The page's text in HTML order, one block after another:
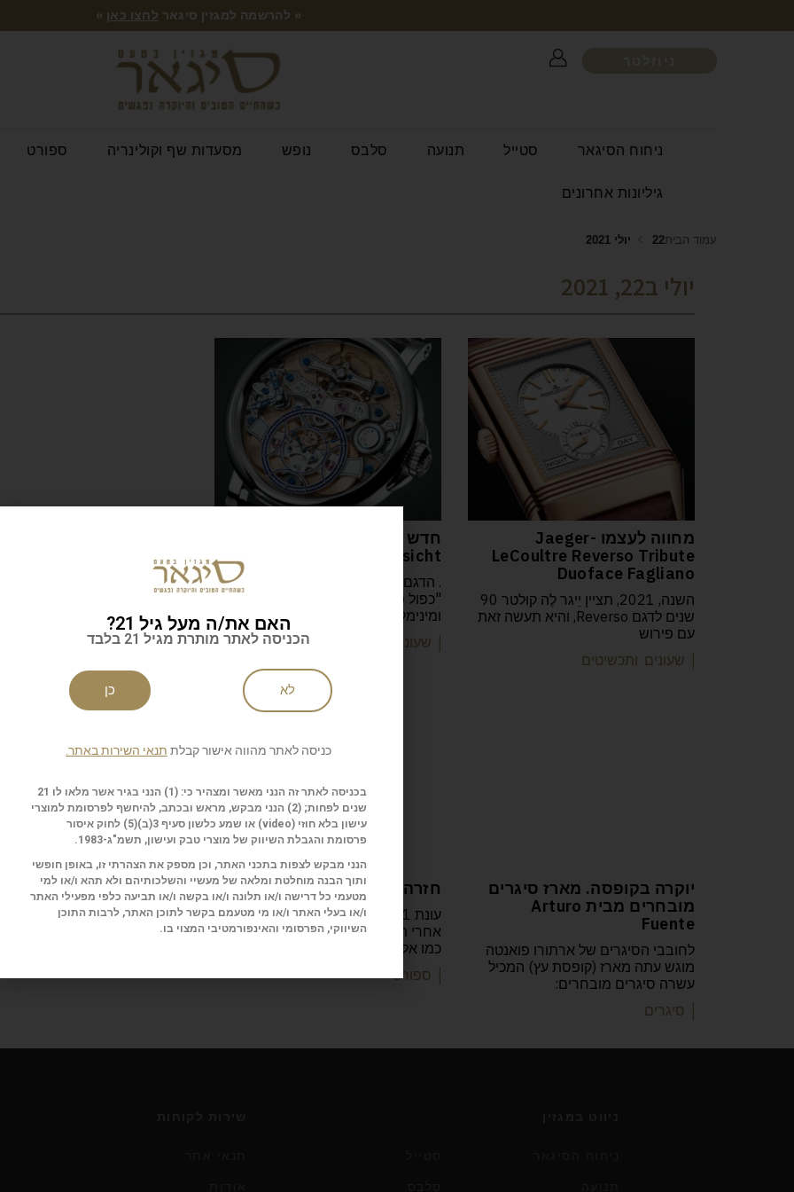
« להרשמה למגזין סיגאר לחצו כאן »
ניחוח הסיגאר סטייל תנועה סלבס נופש מסעדות שף וקולינריה ספורט
גיליונות אחרונים
עמוד הבית22 יולי 2021
יולי ב22, 2021
מחווה לעצמו Jaeger-
LeCoultre Reverso Tribute
Duoface Fagliano
השנה, 2021, תציין יֵיגר לֶה קוּלטר 90
שנים לדגם Reverso, והיא תעשה זאת
עם פירוש
| שעונים ותכשיטים
Zweigesicht
. הדגם הראשון שהוא מציג נראה
"כפול פנים". צד אחד נקי מאוד
ומינימליסטי, עם לוח
| שעונים ותכשיטים
Perpetual Moon Obsidian
יחידות, מוקיר את הלווין הגדול
של כדור הארץ
| שעונים ותכשיטים
יוקרה בקופסה. מארז סיגרים
מובחרים מבית Arturo
Fuente
לחובבי הסיגרים של ארתורו פואנטה
מוגש עתה מארז (קופסת עץ) המכיל
עשרה סיגרים מובחרים:
| סיגרים
חזרה למסלול. פורמולה 1
עונת 2021 של הגרנד-פרי נפתחה
אחרי תזוזות נהגים ודרמות גדולות,
כמו אלה שמלוות את מירוצי
| ספורט
האם את/ה מעל גיל 21?
הכניסה לאתר מותרת מגיל 21 בלבד
לא כן
כניסה לאתר מהווה אישור קבלת תנאי השירות באתר.
בכניסה לאתר זה הנני מאשר ומצהיר כי: (1) הנני בגיר אשר מלאו לו 21
שנים לפחות; (2) הנני מבקש, מראש ובכתב, להיחשף לפרסומת למוצרי
עישון בלא חוזי (video
) או שמע כלשון סעיף 3(ב)(5) לחוק איסור
פרסומת והגבלת השיווק של מוצרי טבק ועישון, תשמ"ג-1983.
הנני מבקש לצפות בתכני האתר, וכן מספק את הצהרתי זו, באופן חופשי
ותוך הבנה מוחלטת ומלאה של מעשיי והשלכותיהם ולא תהא ו/או למי
מטעמי כל דרישה ו/או תלונה ו/או בקשה ו/או תביעה כלפי מפעילי האתר
ו/או בעלי האתר ו/או מי מטעמם בקשר לתוכן האתר, לרבות התוכן
השיווקי, הפרסומי והאינפורמטיבי המצוי בו.